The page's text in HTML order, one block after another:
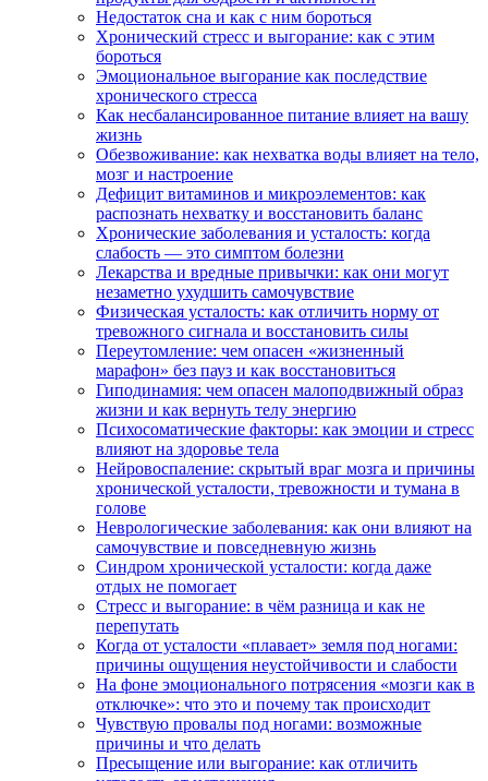
Недостаток сна и как с ним бороться
Хронический стресс и выгорание: как с этим
бороться
Эмоциональное выгорание как последствие
хронического стресса
Как несбалансированное питание влияет на вашу
жизнь
Обезвоживание: как нехватка воды влияет на тело,
мозг и настроение
Дефицит витаминов и микроэлементов: как
распознать нехватку и восстановить баланс
Хронические заболевания и усталость: когда
слабость — это симптом болезни
Лекарства и вредные привычки: как они могут
незаметно ухудшить самочувствие
Физическая усталость: как отличить норму от
тревожного сигнала и восстановить силы
Переутомление: чем опасен «жизненный
марафон» без пауз и как восстановиться
Гиподинамия: чем опасен малоподвижный образ
жизни и как вернуть телу энергию
Психосоматические факторы: как эмоции и стресс
влияют на здоровье тела
Нейровоспаление: скрытый враг мозга и причины
хронической усталости, тревожности и тумана в
голове
Неврологические заболевания: как они влияют на
самочувствие и повседневную жизнь
Синдром хронической усталости: когда даже
отдых не помогает
Стресс и выгорание: в чём разница и как не
перепутать
Когда от усталости «плавает» земля под ногами:
причины ощущения неустойчивости и слабости
На фоне эмоционального потрясения «мозги как в
отключке»: что это и почему так происходит
Чувствую провалы под ногами: возможные
причины и что делать
Пресыщение или выгорание: как отличить